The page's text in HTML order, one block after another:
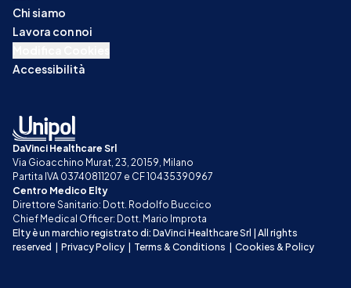
Chi siamo
Lavora con noi
Accessibilità
DaVinci Healthcare Srl
Via Gioacchino Murat, 23, 20159, Milano
Partita IVA 03740811207 e CF 10435390967
Centro Medico Elty
Direttore Sanitario: Dott. Rodolfo Buccico
Chief Medical Officer: Dott. Mario Improta
Elty è un marchio registrato di: DaVinci Healthcare Srl | All rights
reserved | Privacy Policy | Terms & Conditions | Cookies & Policy